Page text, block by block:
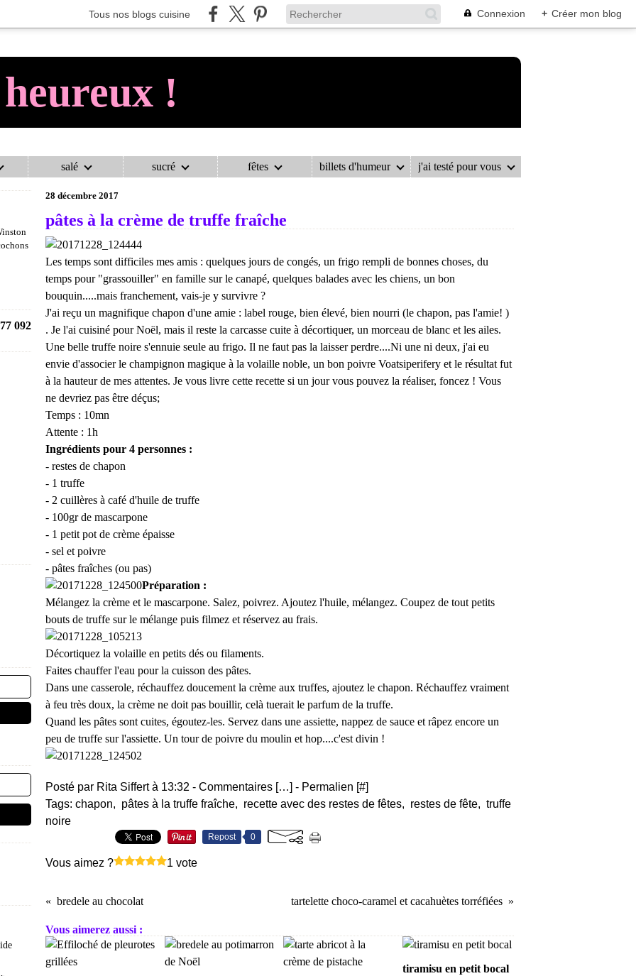
Tous nos blogs cuisine Connexion + Créer mon blog
!
salé sucré fêtes billets d'humeur
j'ai testé pour vous
092
AU COCHON HEUREUX ! REPAS DE FÊTE > PÂTES À LA CRÈME DE TRUFFE FRAÎCHE
28 décembre 2017
pâtes à la crème de truffe fraîche
Les temps sont difficiles mes amis : quelques jours de congés, un frigo rempli de bonnes choses, du
temps pour "grassouiller" en famille sur le canapé, quelques balades avec les chiens, un bon
bouquin.....mais franchement, vais-je y survivre ?
J'ai reçu un magnifique chapon d'une amie : label rouge, bien élevé, bien nourri (le chapon, pas l'amie! )
. Je l'ai cuisiné pour Noël, mais il reste la carcasse cuite à décortiquer, un morceau de blanc et les ailes.
Une belle truffe noire s'ennuie seule au frigo. Il ne faut pas la laisser perdre....Ni une ni deux, j'ai eu
envie d'associer le champignon magique à la volaille noble, un bon poivre Voatsiperifery et le résultat fut
à la hauteur de mes attentes. Je vous livre cette recette si un jour vous pouvez la réaliser, foncez ! Vous
ne devriez pas être déçus;
Temps : 10mn
Attente : 1h
Ingrédients pour 4 personnes :
- restes de chapon
- 1 truffe
- 2 cuillères à café d'huile de truffe
- 100gr de mascarpone
- 1 petit pot de crème épaisse
- sel et poivre
- pâtes fraîches (ou pas)
Préparation :
Mélangez la crème et le mascarpone. Salez, poivrez. Ajoutez l'huile, mélangez. Coupez de tout petits
bouts de truffe sur le mélange puis filmez et réservez au frais.
Décortiquez la volaille en petits dés ou filaments.
Faites chauffer l'eau pour la cuisson des pâtes.
Dans une casserole, réchauffez doucement la crème aux truffes, ajoutez le chapon. Réchauffez vraiment
à feu très doux, la crème ne doit pas bouillir, celà tuerait le parfum de la truffe.
Quand les pâtes sont cuites, égoutez-les. Servez dans une assiette, nappez de sauce et râpez encore un
peu de truffe sur l'assiette. Un tour de poivre du moulin et hop....c'est divin !
Posté par Rita Siffert à 13:32 - Commentaires […] - Permalien [#]
Tags: chapon, pâtes à la truffe fraîche, recette avec des restes de fêtes, restes de fête, truffe
noire
Repost 0
Vous aimez ? 1 vote
bredele au chocolat tartelette choco-caramel et cacahuètes torréfiées
Vous aimerez aussi :
tiramisu en petit bocal